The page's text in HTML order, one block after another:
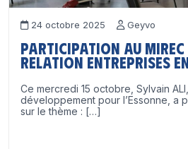
24 octobre 2025 Geyvo
Participation au MIREC
Relation Entreprises
Ce mercredi 15 octobre, Sylvain
développement pour l’Essonne, a
sur le thème : […]